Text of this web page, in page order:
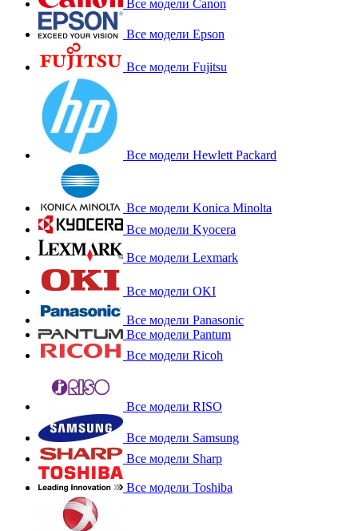
Все модели Canon
Все модели Epson
Все модели Fujitsu
Все модели Hewlett Packard
Все модели Konica Minolta
Все модели Kyocera
Все модели Lexmark
Все модели OKI
Все модели Panasonic
Все модели Pantum
Все модели Ricoh
Все модели RISO
Все модели Samsung
Все модели Sharp
Все модели Toshiba